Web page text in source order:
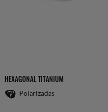
HEXAGONAL TITANIUM
Polarizadas